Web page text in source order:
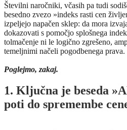
Številni naročniki, včasih pa tudi
besedno zvezo »indeks rasti cen
izpeljejo napačen sklep: da mora
dokazovati s pomočjo splošnega
tolmačenje ni le logično zgrešeno,
temeljnimi načeli pogodbenega prava.
Poglejmo, zakaj.
1. Ključna je beseda
poti do spremembe